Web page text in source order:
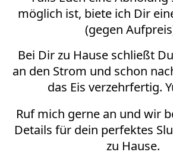
möglich ist, biete ich Dir
(gegen
Bei Dir zu Hause schließt
an den Strom und schon
das Eis verzehrfertig.
Ruf mich gerne an und wir
Details für dein perfektes
zu Hause.